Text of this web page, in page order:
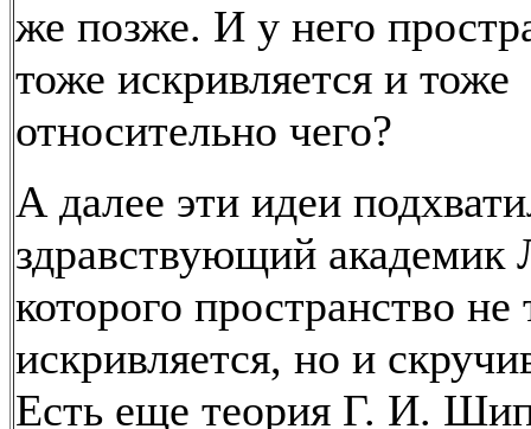
же позже. И у него
тоже искривляется и тоже
относительно чего?
А далее эти идеи
здравствующий академик
которого пространство не
искривляется, но и
Есть еще теория Г. И.